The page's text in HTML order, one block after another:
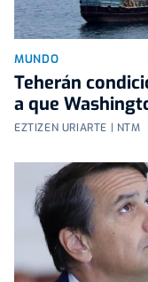
MUNDO
Teherán
a que
EZTIZEN URIARTE | NTM